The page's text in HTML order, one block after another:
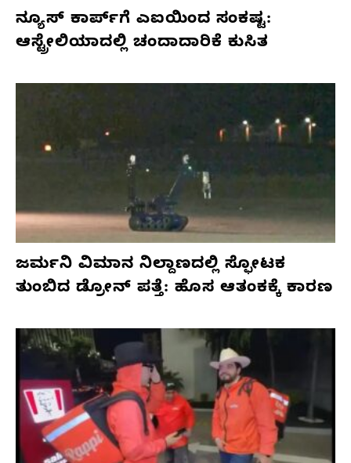
ನ್ಯೂಸ್ ಕಾರ್ಪ್‌ಗೆ ಎಐಯಿಂದ ಸಂಕಷ್ಟ:
ಆಸ್ಟ್ರೇಲಿಯಾದಲ್ಲಿ ಚಂದಾದಾರಿಕೆ ಕುಸಿತ
ಜರ್ಮನಿ ವಿಮಾನ ನಿಲ್ದಾಣದಲ್ಲಿ ಸ್ಫೋಟಕ
ತುಂಬಿದ ಡ್ರೋನ್ ಪತ್ತೆ: ಹೊಸ ಆತಂಕಕ್ಕೆ ಕಾರಣ